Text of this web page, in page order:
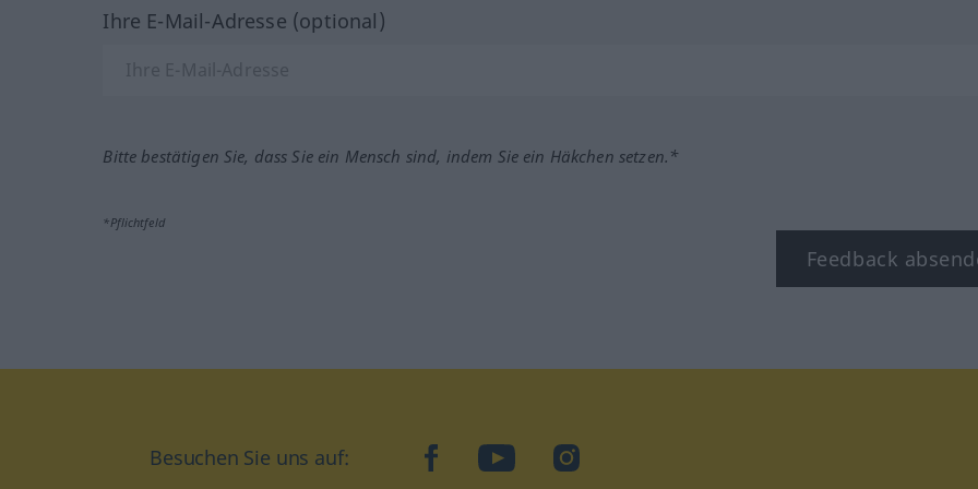
Ihre E-Mail-Adresse (optional)
Bitte bestätigen Sie, dass Sie ein Mensch sind, indem Sie ein Häkchen setzen.*
*Pflichtfeld
Feedback
Besuchen Sie uns auf: facebookYouTubeInstagram